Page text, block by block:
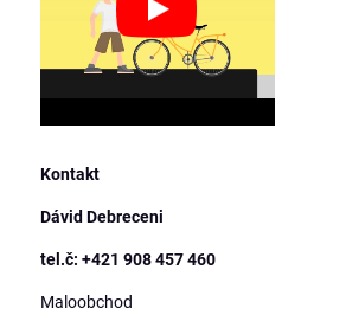
Kontakt
Dávid Debreceni
tel.č: +421 908 457 460
Maloobchod